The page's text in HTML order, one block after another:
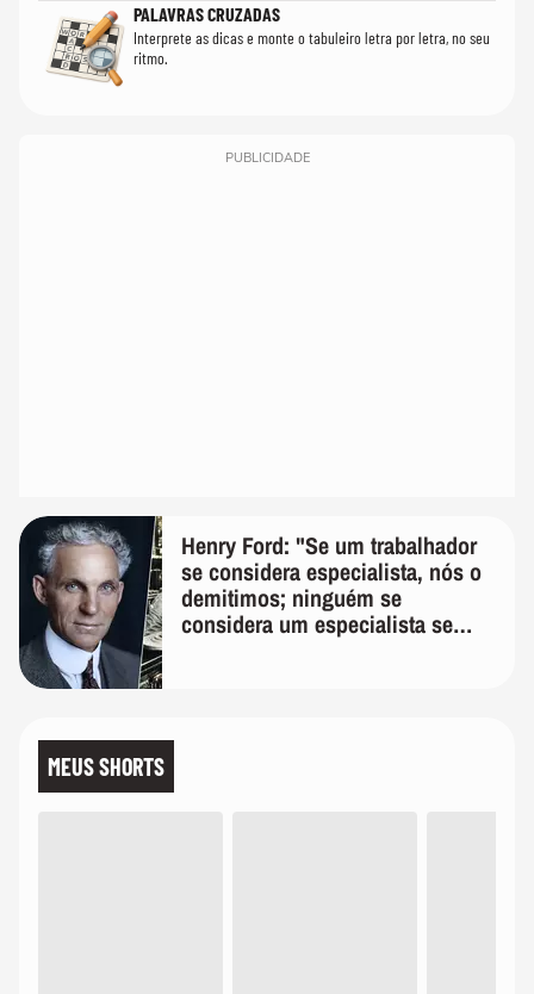
PALAVRAS CRUZADAS
Interprete as dicas e monte o tabuleiro letra por letra, no seu
ritmo.
PUBLICIDADE
Henry Ford: "Se um trabalhador
se considera especialista, nós o
demitimos; ninguém se
considera um especialista se
MEUS SHORTS